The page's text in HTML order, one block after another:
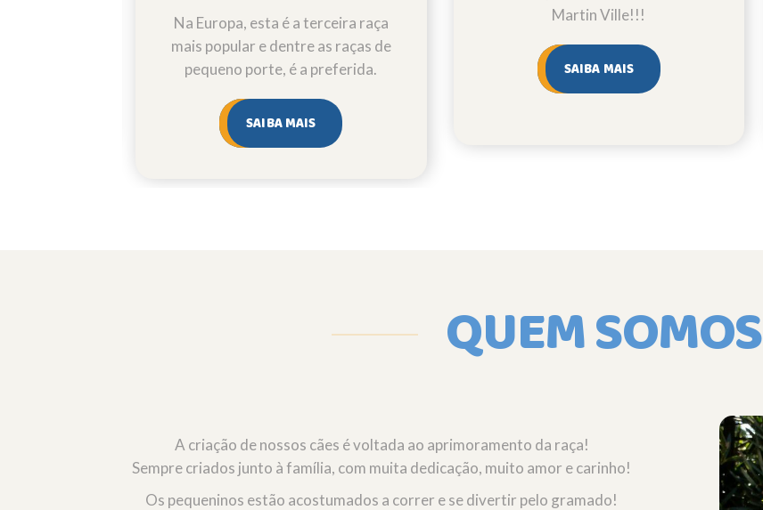
Na Europa, esta é a terceira raça
mais popular e dentre as raças de
pequeno porte, é a preferida.
SAIBA MAIS
Martin Ville!!!
SAIBA MAIS
QUEM SOMOS
A criação de nossos cães é voltada ao aprimoramento da raça!
Sempre criados junto à família, com muita dedicação, muito amor e carinho!
Os pequeninos estão acostumados a correr e se divertir pelo gramado!